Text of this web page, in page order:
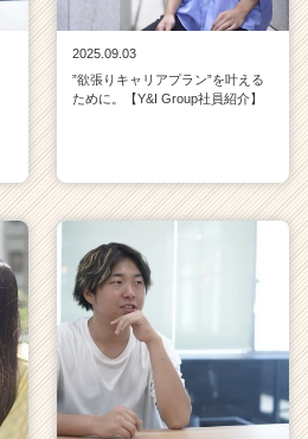
2025.09.03
”欲張りキャリアプラン”を叶える
ために。【Y&I Group社員紹介】